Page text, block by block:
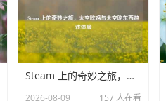
Steam 上的奇妙之旅，太空吃鸡与太空吃东西游戏体验
2026-08-09 157 人在看